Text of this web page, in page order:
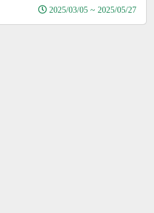
2025/03/05 ~ 2025/05/27